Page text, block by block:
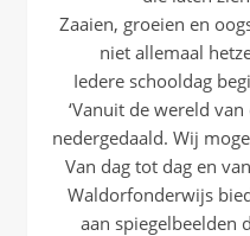
Zaaien, groeien en
niet allemaal
Iedere schooldag
‘Vanuit de wereld
nedergedaald. Wij
Van dag tot dag en
Waldorfonderwijs
aan spiegelbeelden